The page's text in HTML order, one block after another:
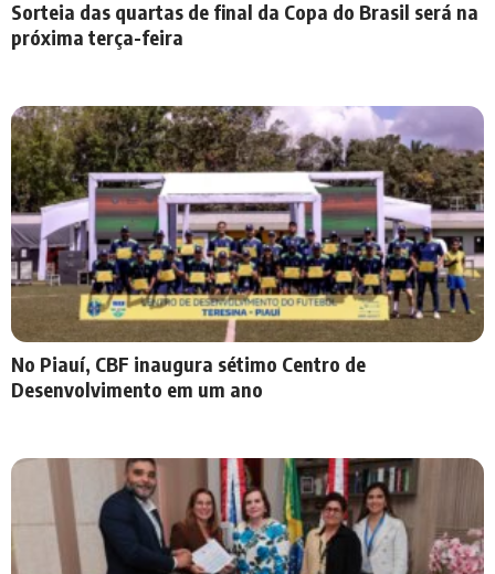
Sorteia das quartas de final da Copa do Brasil será na
próxima terça-feira
No Piauí, CBF inaugura sétimo Centro de
Desenvolvimento em um ano